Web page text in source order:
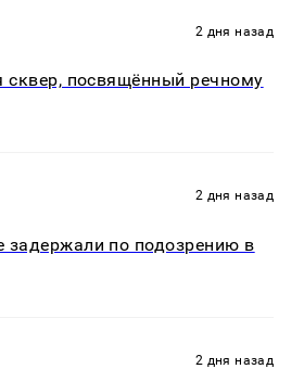
2 дня назад
сквер, посвящённый речному
2 дня назад
по подозрению в
2 дня назад